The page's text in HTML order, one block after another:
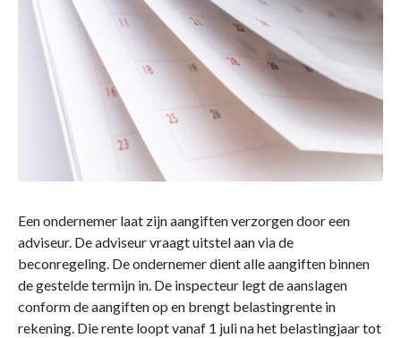
Een ondernemer laat zijn aangiften verzorgen door een
adviseur. De adviseur vraagt uitstel aan via de
beconregeling. De ondernemer dient alle aangiften binnen
de gestelde termijn in. De inspecteur legt de aanslagen
conform de aangiften op en brengt belastingrente in
rekening. Die rente loopt vanaf 1 juli na het belastingjaar tot